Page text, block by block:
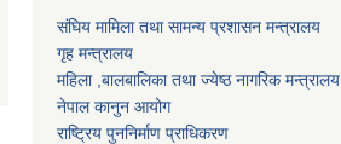
संघिय मामिला तथा सामन्य प्रशासन मन्त्रालय
गृह मन्त्रालय
महिला ,बालबालिका तथा ज्येष्ठ नागरिक मन्त्रालय
नेपाल कानुन आयोग
राष्ट्रिय पुननिर्माण प्राधिकरण